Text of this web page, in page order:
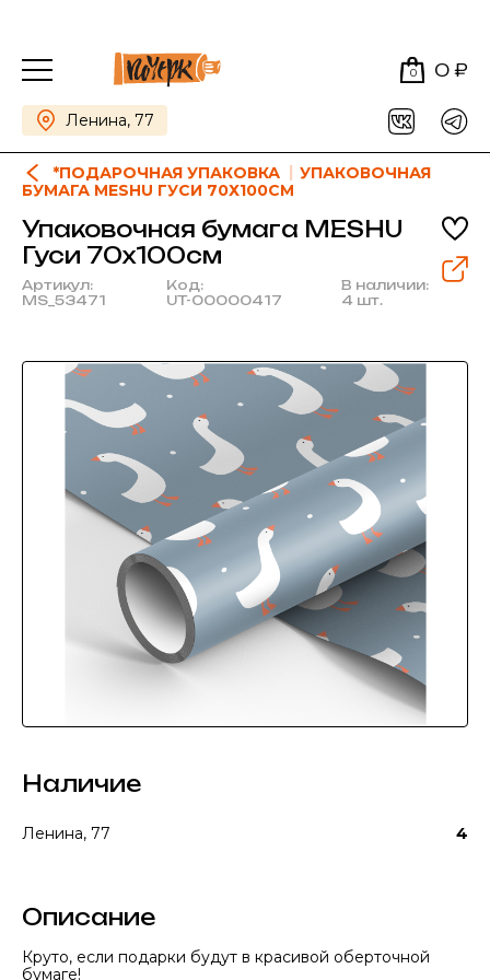
0 0 ₽
Ленина, 77
*ПОДАРОЧНАЯ УПАКОВКА
УПАКОВОЧНАЯ
БУМАГА MESHU ГУСИ 70Х100СМ
Упаковочная бумага MESHU
Гуси 70х100см
Артикул:
MS_53471
Код:
UT-00000417
В наличии:
4 шт.
Наличие
Ленина, 77 4
Описание
Круто, если подарки будут в красивой оберточной
бумаге!